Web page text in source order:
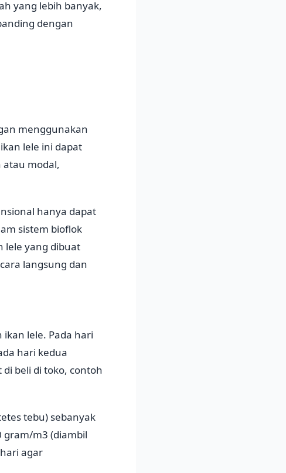
yang lebih banyak,
dengan
menggunakan
lele ini dapat
atau modal,
hanya dapat
sistem bioflok
lele yang dibuat
langsung dan
lele. Pada hari
hari kedua
beli di toko, contoh
tebu) sebanyak
gram/m3 (diambil
agar